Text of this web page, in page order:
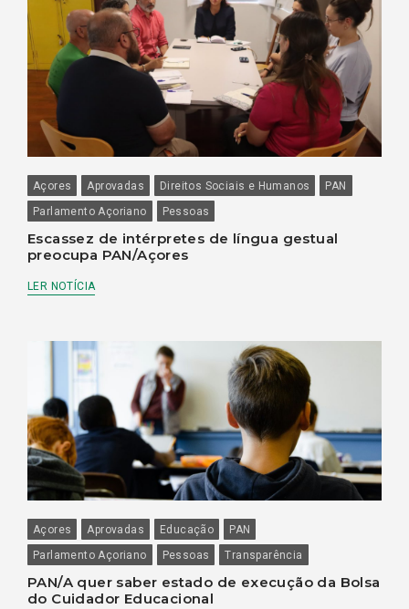
Açores Aprovadas Direitos Sociais e Humanos
PAN
Parlamento Açoriano
Pessoas
Escassez de intérpretes de língua gestual
preocupa PAN/Açores
LER NOTÍCIA
Açores Aprovadas Educação
PAN
Parlamento Açoriano
Pessoas Transparência
PAN/A quer saber estado de execução da Bolsa
do Cuidador Educacional